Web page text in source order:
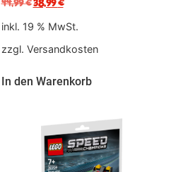
44,99€ 38,99€
inkl. 19 % MwSt.
zzgl. Versandkosten
In den Warenkorb